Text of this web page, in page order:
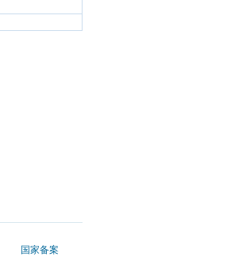
国家备案